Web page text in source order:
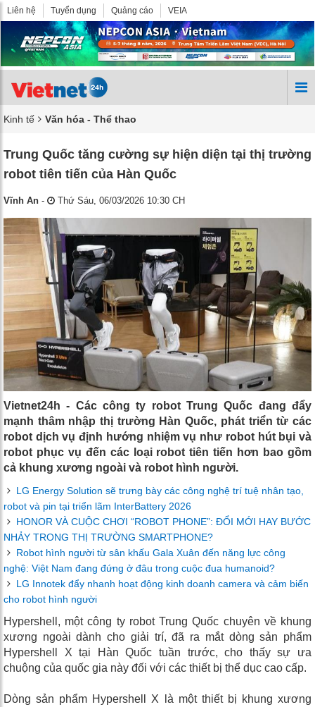
Liên hệ Tuyển dụng Quảng cáo VEIA
Kinh tế Văn hóa - Thể thao
Trung Quốc tăng cường sự hiện diện tại thị trường
robot tiên tiến của Hàn Quốc
Vĩnh An - Thứ Sáu, 06/03/2026 10:30 CH
Vietnet24h - Các công ty robot Trung Quốc đang đẩy
mạnh thâm nhập thị trường Hàn Quốc, phát triển từ các
robot dịch vụ định hướng nhiệm vụ như robot hút bụi và
robot phục vụ đến các loại robot tiên tiến hơn bao gồm
cả khung xương ngoài và robot hình người.
LG Energy Solution sẽ trưng bày các công nghệ trí tuệ nhân tạo,
robot và pin tại triển lãm InterBattery 2026
HONOR VÀ CUỘC CHƠI “ROBOT PHONE”: ĐỔI MỚI HAY BƯỚC
NHẢY TRONG THỊ TRƯỜNG SMARTPHONE?
Robot hình người từ sân khấu Gala Xuân đến năng lực công
nghệ: Việt Nam đang đứng ở đâu trong cuộc đua humanoid?
LG Innotek đẩy nhanh hoạt động kinh doanh camera và cảm biến
cho robot hình người
Hypershell, một công ty robot Trung Quốc chuyên về khung
xương ngoài dành cho giải trí, đã ra mắt dòng sản phẩm
Hypershell X tại Hàn Quốc tuần trước, cho thấy sự ưa
chuộng của quốc gia này đối với các thiết bị thể dục cao cấp.
Dòng sản phẩm Hypershell X là một thiết bị khung xương